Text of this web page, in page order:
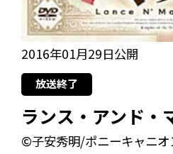
2016年01月29日公開
放送終了
ランス・アンド・
©子安秀明/ポニーキャニ